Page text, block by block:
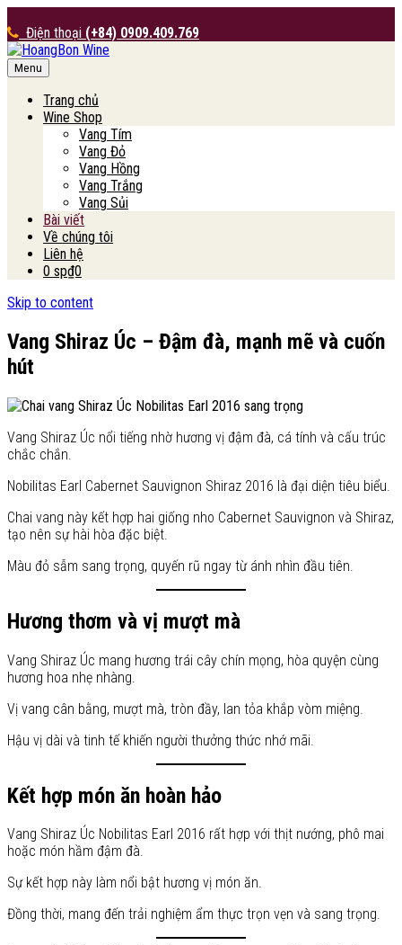
Điện thoại (+84) 0909.409.769
HoangBon Wine
Menu
Trang chủ
Wine Shop
Vang Tím
Vang Đỏ
Vang Hồng
Vang Trắng
Vang Sủi
Bài viết
Về chúng tôi
Liên hệ
0 sp₫0
Skip to content
Vang Shiraz Úc – Đậm đà, mạnh mẽ và cuốn
hút
Vang Shiraz Úc nổi tiếng nhờ hương vị đậm đà, cá tính và cấu trúc
chắc chắn.
Nobilitas Earl Cabernet Sauvignon Shiraz 2016 là đại diện tiêu biểu.
Chai vang này kết hợp hai giống nho Cabernet Sauvignon và Shiraz,
tạo nên sự hài hòa đặc biệt.
Màu đỏ sẫm sang trọng, quyến rũ ngay từ ánh nhìn đầu tiên.
Hương thơm và vị mượt mà
Vang Shiraz Úc mang hương trái cây chín mọng, hòa quyện cùng
hương hoa nhẹ nhàng.
Vị vang cân bằng, mượt mà, tròn đầy, lan tỏa khắp vòm miệng.
Hậu vị dài và tinh tế khiến người thưởng thức nhớ mãi.
Kết hợp món ăn hoàn hảo
Vang Shiraz Úc Nobilitas Earl 2016 rất hợp với thịt nướng, phô mai
hoặc món hầm đậm đà.
Sự kết hợp này làm nổi bật hương vị món ăn.
Đồng thời, mang đến trải nghiệm ẩm thực trọn vẹn và sang trọng.